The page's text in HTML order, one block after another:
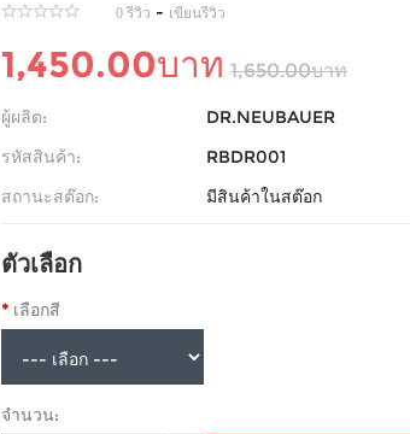
0 รีวิว - เขียนรีวิว
1,450.00บาท 1,650.00บาท
ผู้ผลิต:
DR.NEUBAUER
รหัสสินค้า:
RBDR001
สถานะสต๊อก:
มีสินค้าในสต๊อก
ตัวเลือก
เลือกสี
จำนวน: